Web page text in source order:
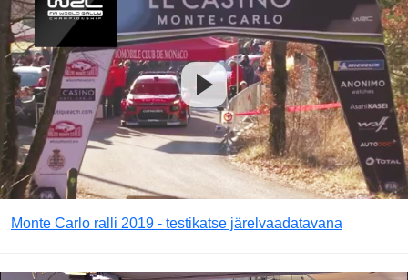
Monte Carlo ralli 2019 - testikatse järelvaadatavana